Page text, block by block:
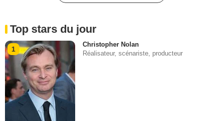
Top stars du jour
1
Christopher Nolan
Réalisateur, scénariste, producteur